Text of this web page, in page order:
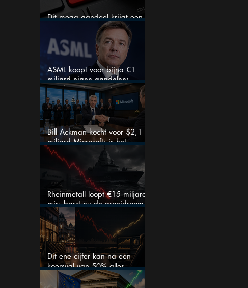
Dit mega aandeel krijgt een
zeldzaam verkoopadvies
ASML koopt voor bijna €1
miljard eigen aandelen:
slimme zet of dure timing?
Bill Ackman kocht voor $2,1
miljard Microsoft: is het
aandeel na de koerssprong
nog aantrekkelijk?
Rheinmetall loopt €15 miljard
mis: barst nu de groeidroom
van het defensiebedrijf?
Dit ene cijfer kan na een
koersval van 50% alles
veranderen